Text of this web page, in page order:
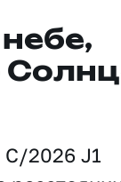
2026 J1